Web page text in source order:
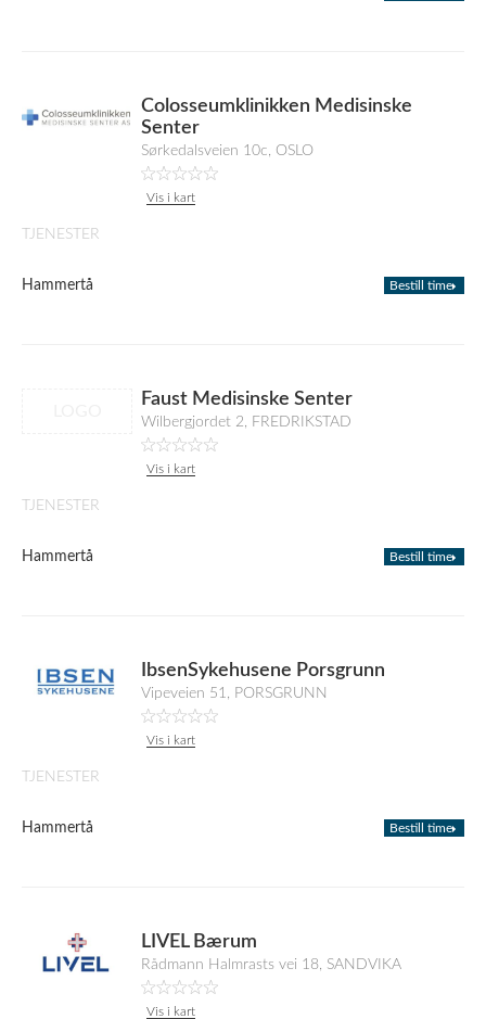
Colosseumklinikken Medisinske
Senter
Sørkedalsveien 10c, OSLO
Vis i kart
TJENESTER
Hammertå Bestill time
Faust Medisinske Senter
Wilbergjordet 2, FREDRIKSTAD
Vis i kart
TJENESTER
Hammertå Bestill time
IbsenSykehusene Porsgrunn
Vipeveien 51, PORSGRUNN
Vis i kart
TJENESTER
Hammertå Bestill time
LIVEL Bærum
Rådmann Halmrasts vei 18, SANDVIKA
Vis i kart